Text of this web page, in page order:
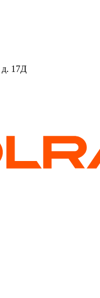
д. 17Д